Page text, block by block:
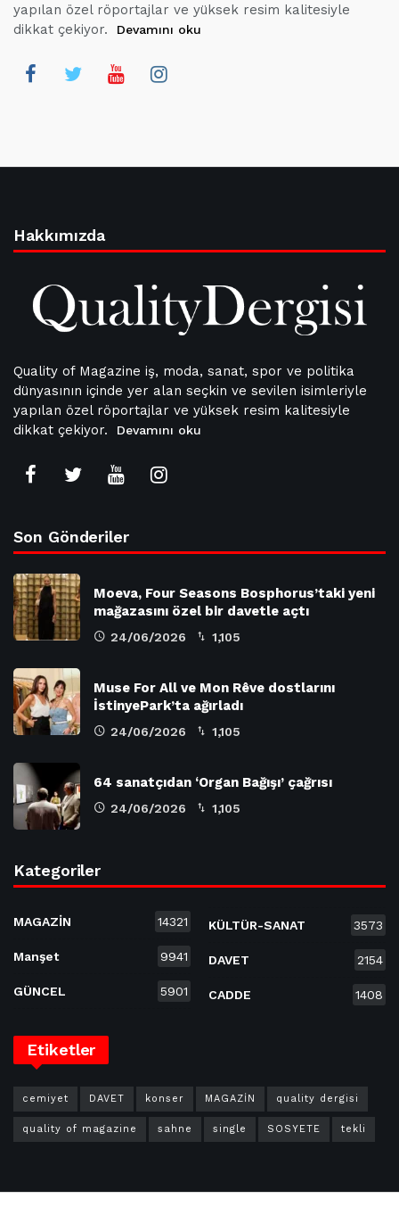
yapılan özel röportajlar ve yüksek resim kalitesiyle
dikkat çekiyor.
Devamını oku
Hakkımızda
Quality of Magazine iş, moda, sanat, spor ve politika
dünyasının içinde yer alan seçkin ve sevilen isimleriyle
yapılan özel röportajlar ve yüksek resim kalitesiyle
dikkat çekiyor.
Devamını oku
Son Gönderiler
Moeva, Four Seasons Bosphorus’taki yeni
mağazasını özel bir davetle açtı
24/06/2026 1,105
Muse For All ve Mon Rêve dostlarını
İstinyePark’ta ağırladı
24/06/2026 1,105
64 sanatçıdan ‘Organ Bağışı’ çağrısı
24/06/2026 1,105
Kategoriler
MAGAZİN 14321
Manşet 9941
GÜNCEL 5901
KÜLTÜR-SANAT 3573
DAVET 2154
CADDE 1408
Etiketler
cemiyet DAVET konser MAGAZİN quality dergisi
quality of magazine sahne single SOSYETE tekli